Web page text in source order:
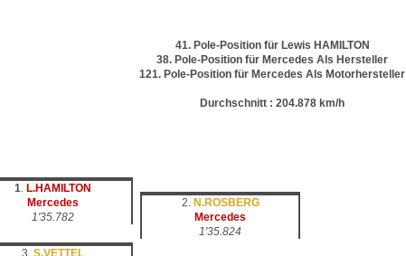
41. Pole-Position für Lewis HAMILTON
38. Pole-Position für Mercedes Als Hersteller
121. Pole-Position für Mercedes Als Motorhersteller
Durchschnitt : 204.878 km/h
1. L.HAMILTON
Mercedes
1'35.782
2. N.ROSBERG
Mercedes
1'35.824
3. S.VETTEL